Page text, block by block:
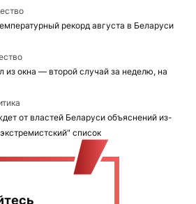
рекорд августа в Беларуси
из окна — второй случай за неделю, на
от властей Беларуси объяснений из-
список